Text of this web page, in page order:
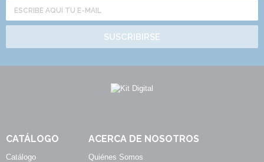
SUSCRIBIRSE
CATÁLOGO
Catálogo
ACERCA DE NOSOTROS
Quiénes Somos